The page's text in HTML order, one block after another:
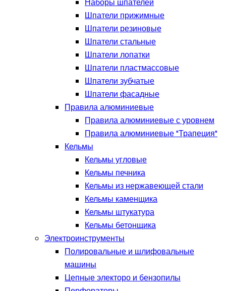
Наборы шпателей
Шпатели прижимные
Шпатели резиновые
Шпатели стальные
Шпатели лопатки
Шпатели пластмассовые
Шпатели зубчатые
Шпатели фасадные
Правила алюминиевые
Правила алюминиевые с уровнем
Правила алюминиевые "Трапеция"
Кельмы
Кельмы угловые
Кельмы печника
Кельмы из нержавеющей стали
Кельмы каменщика
Кельмы штукатура
Кельмы бетонщика
Электроинструменты
Полировальные и шлифовальные
машины
Цепные электоро и бензопилы